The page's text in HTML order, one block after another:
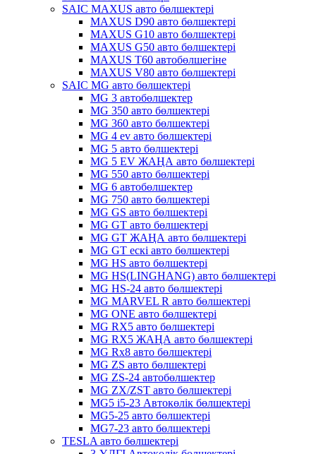
SAIC MAXUS авто бөлшектері
MAXUS D90 авто бөлшектері
MAXUS G10 авто бөлшектері
MAXUS G50 авто бөлшектері
MAXUS T60 автобөлшегіне
MAXUS V80 авто бөлшектері
SAIC MG авто бөлшектері
MG 3 автобөлшектер
MG 350 авто бөлшектері
MG 360 авто бөлшектері
MG 4 ev авто бөлшектері
MG 5 авто бөлшектері
MG 5 EV ЖАҢА авто бөлшектері
MG 550 авто бөлшектері
MG 6 автобөлшектер
MG 750 авто бөлшектері
MG GS авто бөлшектері
MG GT авто бөлшектері
MG GT ЖАҢА авто бөлшектері
MG GT ескі авто бөлшектері
MG HS авто бөлшектері
MG HS(LINGHANG) авто бөлшектері
MG HS-24 авто бөлшектері
MG MARVEL R авто бөлшектері
MG ONE авто бөлшектері
MG RX5 авто бөлшектері
MG RX5 ЖАҢА авто бөлшектері
MG Rx8 авто бөлшектері
MG ZS авто бөлшектері
MG ZS-24 автобөлшектер
MG ZX/ZST авто бөлшектері
MG5 i5-23 Автокөлік бөлшектері
MG5-25 авто бөлшектері
MG7-23 авто бөлшектері
TESLA авто бөлшектері